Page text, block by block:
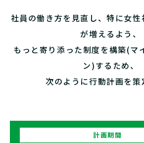
社員の働き方を見直し、特に女
が増えるよう、
もっと寄り添った制度を構築(マ
ン)するため、
次のように行動計画を策
計画期間